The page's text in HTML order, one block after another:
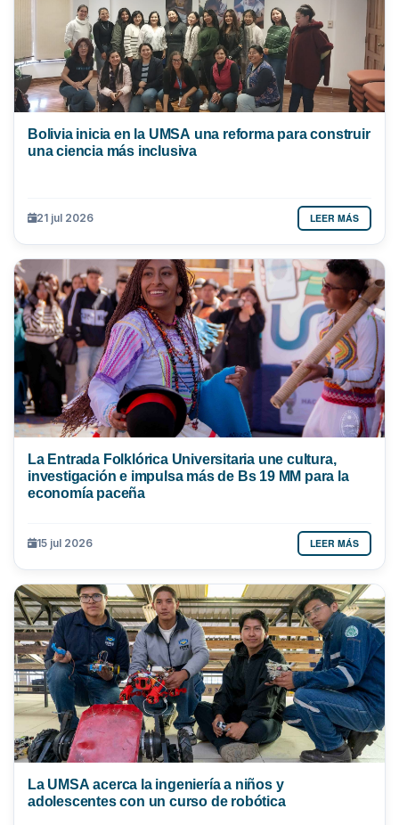
Bolivia inicia en la UMSA una reforma para construir
una ciencia más inclusiva
21 jul 2026 LEER MÁS
La Entrada Folklórica Universitaria une cultura,
investigación e impulsa más de Bs 19 MM para la
economía paceña
15 jul 2026 LEER MÁS
La UMSA acerca la ingeniería a niños y
adolescentes con un curso de robótica